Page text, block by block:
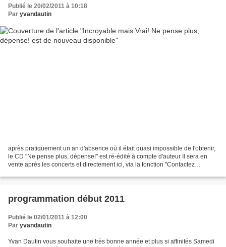
Publié le 20/02/2011 à 10:18
Par yvandautin
après pratiquement un an d'absence où il était quasi impossible de l'obtenir,
le CD "Ne pense plus, dépense!" est ré-édité à compte d'auteur Il sera en
vente après les concerts et directement ici, via la fonction "Contactez
programmation début 2011
Publié le 02/01/2011 à 12:00
Par yvandautin
Yvan Dautin vous souhaite une très bonne année et plus si affinités Samedi